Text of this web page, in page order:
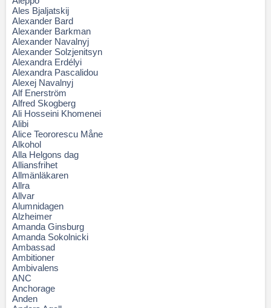
Ales Bjaljatskij
Alexander Bard
Alexander Barkman
Alexander Navalnyj
Alexander Solzjenitsyn
Alexandra Erdélyi
Alexandra Pascalidou
Alexej Navalnyj
Alf Enerström
Alfred Skogberg
Ali Hosseini Khomenei
Alibi
Alice Teororescu Måne
Alkohol
Alla Helgons dag
Alliansfrihet
Allmänläkaren
Allra
Allvar
Alumnidagen
Alzheimer
Amanda Ginsburg
Amanda Sokolnicki
Ambassad
Ambitioner
Ambivalens
ANC
Anchorage
Anden